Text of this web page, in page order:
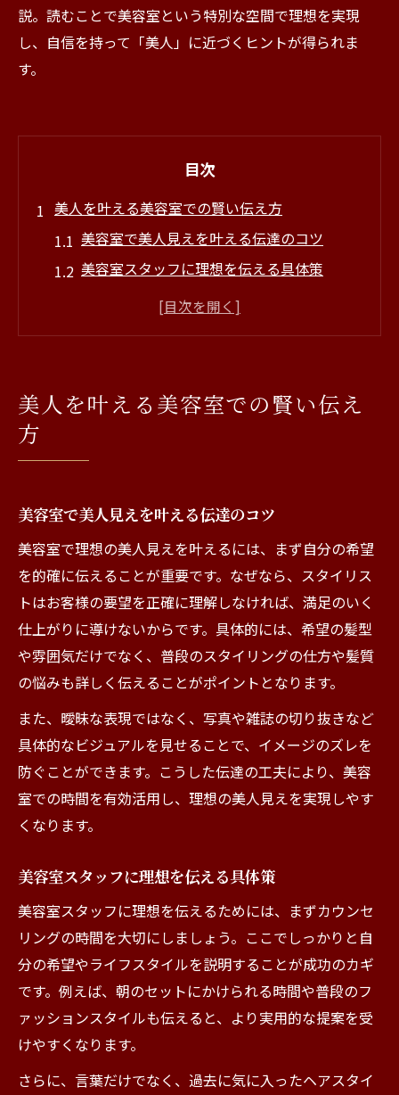
説。読むことで美容室という特別な空間で理想を実現
し、自信を持って「美人」に近づくヒントが得られま
す。
目次
美人を叶える美容室での賢い伝え方
美容室で美人見えを叶える伝達のコツ
美容室スタッフに理想を伝える具体策
美容室で美人印象アップの伝え方事例
理想の自分へ導く美容室の信頼構築術
美容室で信頼される美人客の会話術
美人スタッフが教える美容室信頼ポイント
美容室の信頼作りで美人度アップを狙う
髪質や悩みを活かす美容室オーダーの極意
美容室で髪質悩みを伝える美人オーダー
自分に似合う美容室オーダーの秘訣とは
美容室ビジン流オーダーで魅力を引き出す
美容室のプロに悩みを相談するコツ
美容室スタッフに髪質を活かす伝え方
スタッフと心が通う美容室で美しく
美容室でスタッフと心を通わせる秘訣
美人スタッフが語る美容室の距離感づくり
道
美容室での会話が美人度アップに重要な理
由
美容室ビジンが重視するスタッフとの関わ
り
美容室選びで差がつく美人の新常識
美人を目指す美容室選びのポイント解説
美容室キレイを実感できる選び方のコツ
美人を叶える美容室での賢い伝え
方
美容室で美人見えを叶える伝達のコツ
美容室で理想の美人見えを叶えるには、まず自分の希望
を的確に伝えることが重要です。なぜなら、スタイリス
トはお客様の要望を正確に理解しなければ、満足のいく
仕上がりに導けないからです。具体的には、希望の髪型
や雰囲気だけでなく、普段のスタイリングの仕方や髪質
の悩みも詳しく伝えることがポイントとなります。
また、曖昧な表現ではなく、写真や雑誌の切り抜きなど
具体的なビジュアルを見せることで、イメージのズレを
防ぐことができます。こうした伝達の工夫により、美容
室での時間を有効活用し、理想の美人見えを実現しやす
くなります。
美容室スタッフに理想を伝える具体策
美容室スタッフに理想を伝えるためには、まずカウンセ
リングの時間を大切にしましょう。ここでしっかりと自
分の希望やライフスタイルを説明することが成功のカギ
です。例えば、朝のセットにかけられる時間や普段のフ
ァッションスタイルも伝えると、より実用的な提案を受
けやすくなります。
さらに、言葉だけでなく、過去に気に入ったヘアスタイ